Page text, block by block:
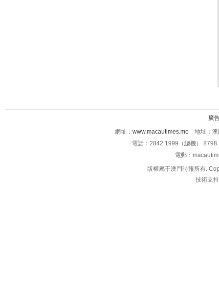
廣
網址： www.macautimes.mo 地址：澳
電話：2842 1999（總機）
電郵：
版權屬于澳門時報所有.
技術支